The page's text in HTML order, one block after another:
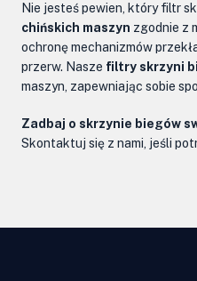
Nie jesteś pewien, który filtr
chińskich maszyn zgodnie z
ochronę mechanizmów
przerw. Nasze filtry skrzyni
maszyn, zapewniając sobie
Zadbaj o skrzynie biegów
Skontaktuj się z nami, jeśli